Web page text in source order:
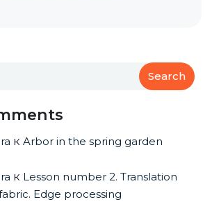
Search
к Arbor in the spring garden
к Lesson number 2. Translation
Edge processing